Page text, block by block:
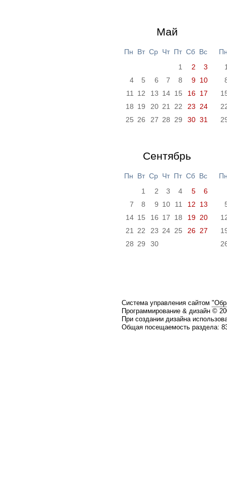
Май
Пн Вт Ср Чт Пт Сб Вс
1
2
3
4
5 6 7 8 9 10
11
12 13 14 15 16 17
18 19 20 21 22 23
24
25 26 27 28 29 30 31
Сентябрь
Пн Вт Ср Чт Пт Сб Вс
1
2 3 4 5
6
7
8 9 10 11 12
13
14 15 16 17 18 19 20
21
22 23 24 25 26 27
28 29 30
Система управления сайтом
Программирование & дизайн ©
При создании дизайна
Общая посещаемость раздела: